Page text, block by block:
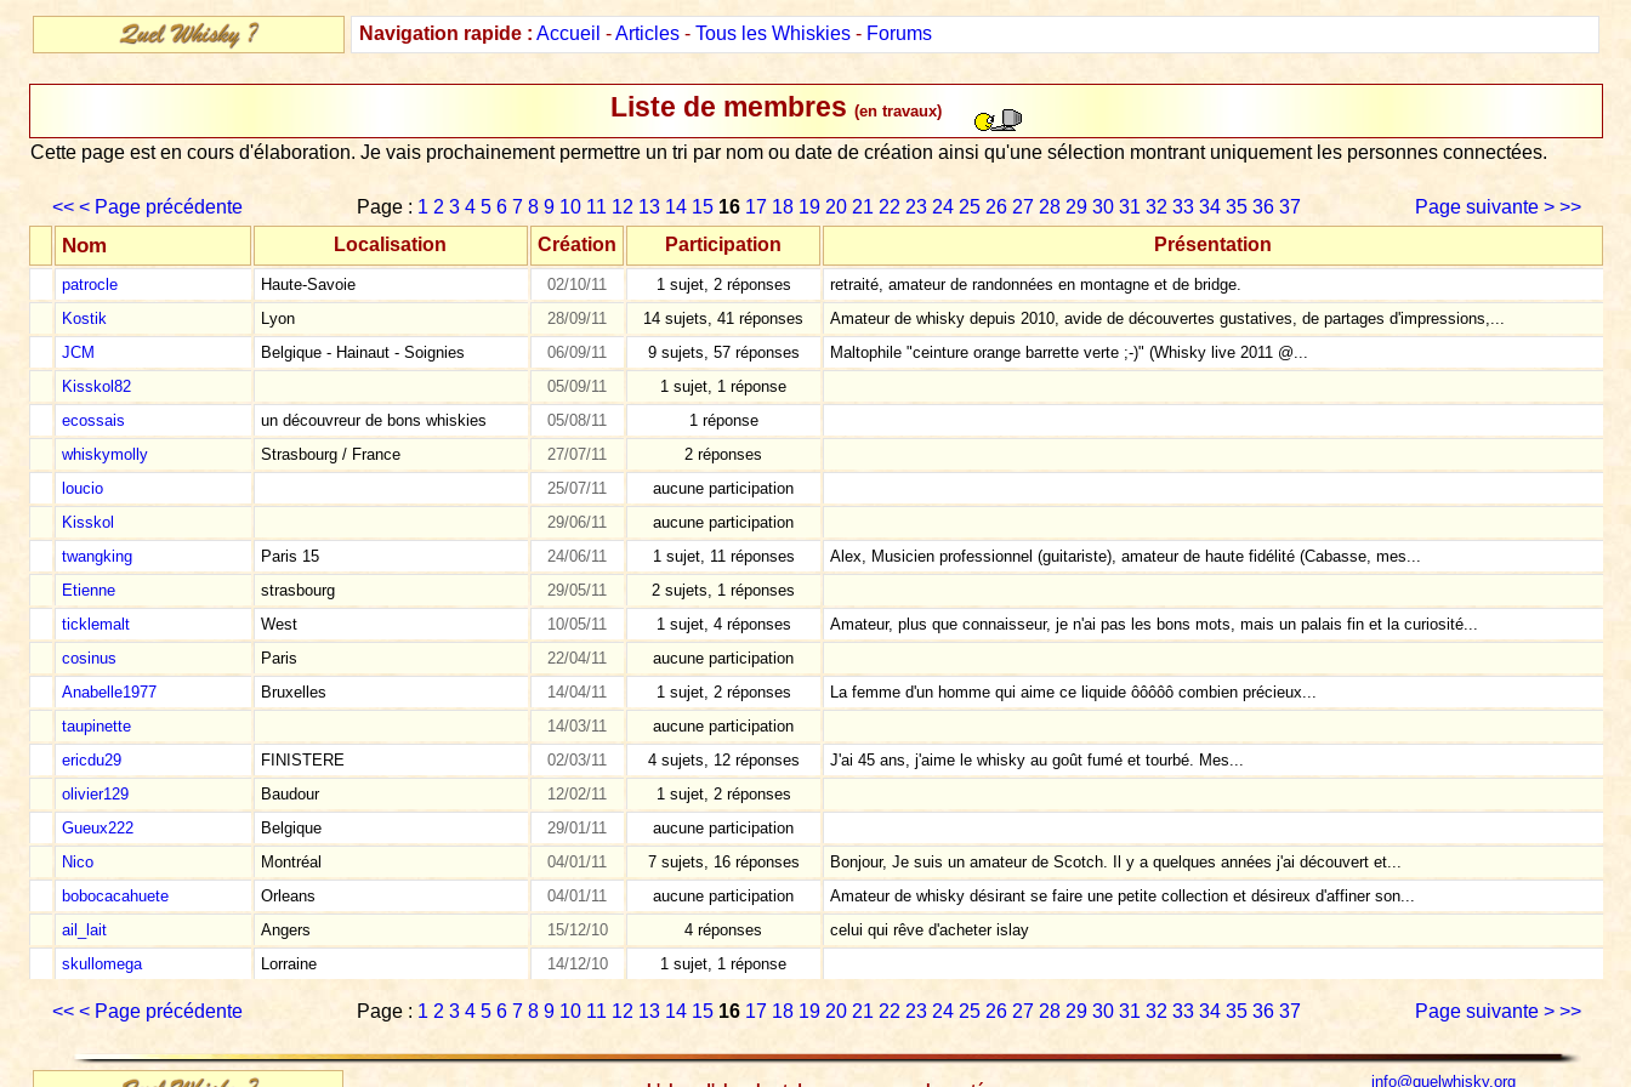
Navigation rapide : Accueil -Articles- Tous les Whiskies- Forums
Liste de membres (en travaux)
Cette page est en cours d'élaboration. Je vais prochainement permettre un tri par nom ou date de création ainsi qu'une sélection montrant uniquement les personnes connectées.
<< < Page précédente Page : 1 2 3 4 5 6 7 8 9 10 11 12 13 14 15 16 17 18 19 20 21 22 23 24 25 26 27 28 29 30 31 32 33 34 35 36 37 Page suivante > >>
Nom Localisation Création Participation Présentation
patrocle Haute-Savoie 02/10/11 1 sujet, 2 réponses
retraité, amateur de randonnées en montagne et de bridge.
Kostik
Lyon 28/09/11 14 sujets, 41 réponses
Amateur de whisky depuis 2010, avide de découvertes gustatives, de partages d'impressions,...
JCM
Belgique - Hainaut - Soignies 06/09/11 9 sujets, 57 réponses
Maltophile "ceinture orange barrette verte ;-)" (Whisky live 2011 @...
Kisskol82
05/09/11
1 sujet, 1 réponse
ecossais
un découvreur de bons whiskies 05/08/11
1 réponse
whiskymolly
Strasbourg / France 27/07/11
2 réponses
loucio
25/07/11
aucune participation
Kisskol
29/06/11
aucune participation
twangking
Paris 15 24/06/11 1 sujet, 11 réponses
Alex, Musicien professionnel (guitariste), amateur de haute fidélité (Cabasse, mes...
Etienne
strasbourg 29/05/11
2 sujets, 1 réponses
ticklemalt
West 10/05/11 1 sujet, 4 réponses
Amateur, plus que connaisseur, je n'ai pas les bons mots, mais un palais fin et la curiosité...
cosinus
Paris 22/04/11
aucune participation
Anabelle1977
Bruxelles 14/04/11 1 sujet, 2 réponses
La femme d'un homme qui aime ce liquide ôôôôô combien précieux...
taupinette
14/03/11
aucune participation
ericdu29
FINISTERE 02/03/11 4 sujets, 12 réponses
J'ai 45 ans, j'aime le whisky au goût fumé et tourbé. Mes...
olivier129
Baudour 12/02/11
1 sujet, 2 réponses
Gueux222
Belgique 29/01/11
aucune participation
Nico
Montréal 04/01/11 7 sujets, 16 réponses
Bonjour, Je suis un amateur de Scotch. Il y a quelques années j'ai découvert et...
bobocacahuete
Orleans 04/01/11 aucune participation
Amateur de whisky désirant se faire une petite collection et désireux d'affiner son...
ail_lait
Angers 15/12/10 4 réponses
celui qui rêve d'acheter islay
skullomega
Lorraine 14/12/10 1 sujet, 1 réponse
<< < Page précédente Page : 1 2 3 4 5 6 7 8 9 10 11 12 13 14 15 16 17 18 19 20 21 22 23 24 25 26 27 28 29 30 31 32 33 34 35 36 37 Page suivante > >>
info@quelwhisky.org